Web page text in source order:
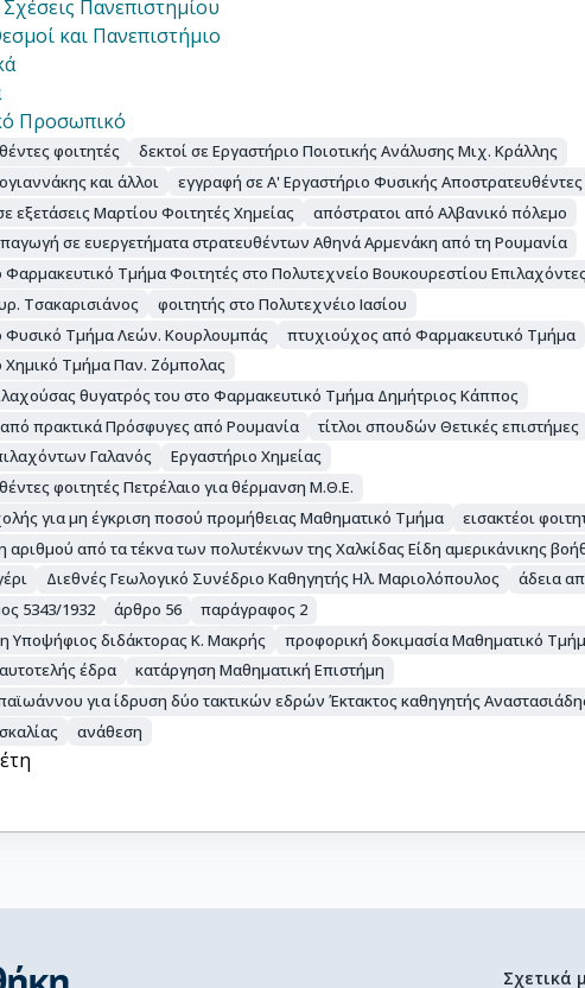
Σχέσεις Πανεπιστημίου
και Πανεπιστήμιο
Προσωπικό
φοιτητές
δεκτοί σε Εργαστήριο Ποιοτικής Ανάλυσης Μιχ. Κράλλης
και άλλοι
εγγραφή σε Α' Εργαστήριο Φυσικής Αποστρατευθέντες
εξετάσεις Μαρτίου Φοιτητές Χημείας
απόστρατοι από Αλβανικό πόλεμο
σε ευεργετήματα στρατευθέντων Αθηνά Αρμενάκη από τη Ρουμανία
Τμήμα Φοιτητές στο Πολυτεχνείο Βουκουρεστίου
Τσακαρισιάνος
φοιτητής στο Πολυτεχνέιο Ιασίου
Φυσικό Τμήμα Λεών. Κουρλουμπάς
πτυχιούχος από Φαρμακευτικό Τμήμα
Χημικό Τμήμα Παν. Ζόμπολας
θυγατρός του στο Φαρμακευτικό Τμήμα Δημήτριος Κάππος
πρακτικά Πρόσφυγες από Ρουμανία
τίτλοι σπουδών Θετικές επιστήμες
Γαλανός
Εργαστήριο Χημείας
φοιτητές Πετρέλαιο για θέρμανση Μ.Θ.Ε.
για μη έγκριση ποσού προμήθειας Μαθηματικό Τμήμα
εισακτέοι
από τα τέκνα των πολυτέκνων της Χαλκίδας Είδη αμερικάνικης
Διεθνές Γεωλογικό Συνέδριο Καθηγητής Ηλ. Μαριολόπουλος
άδεια
5343/1932
άρθρο 56
παράγραφος 2
Υποψήφιος διδάκτορας Κ. Μακρής
προφορική δοκιμασία Μαθηματικό
έδρα
κατάργηση Μαθηματική Επιστήμη
για ίδρυση δύο τακτικών εδρών Έκτακτος καθηγητής
ανάθεση
Σχετικά